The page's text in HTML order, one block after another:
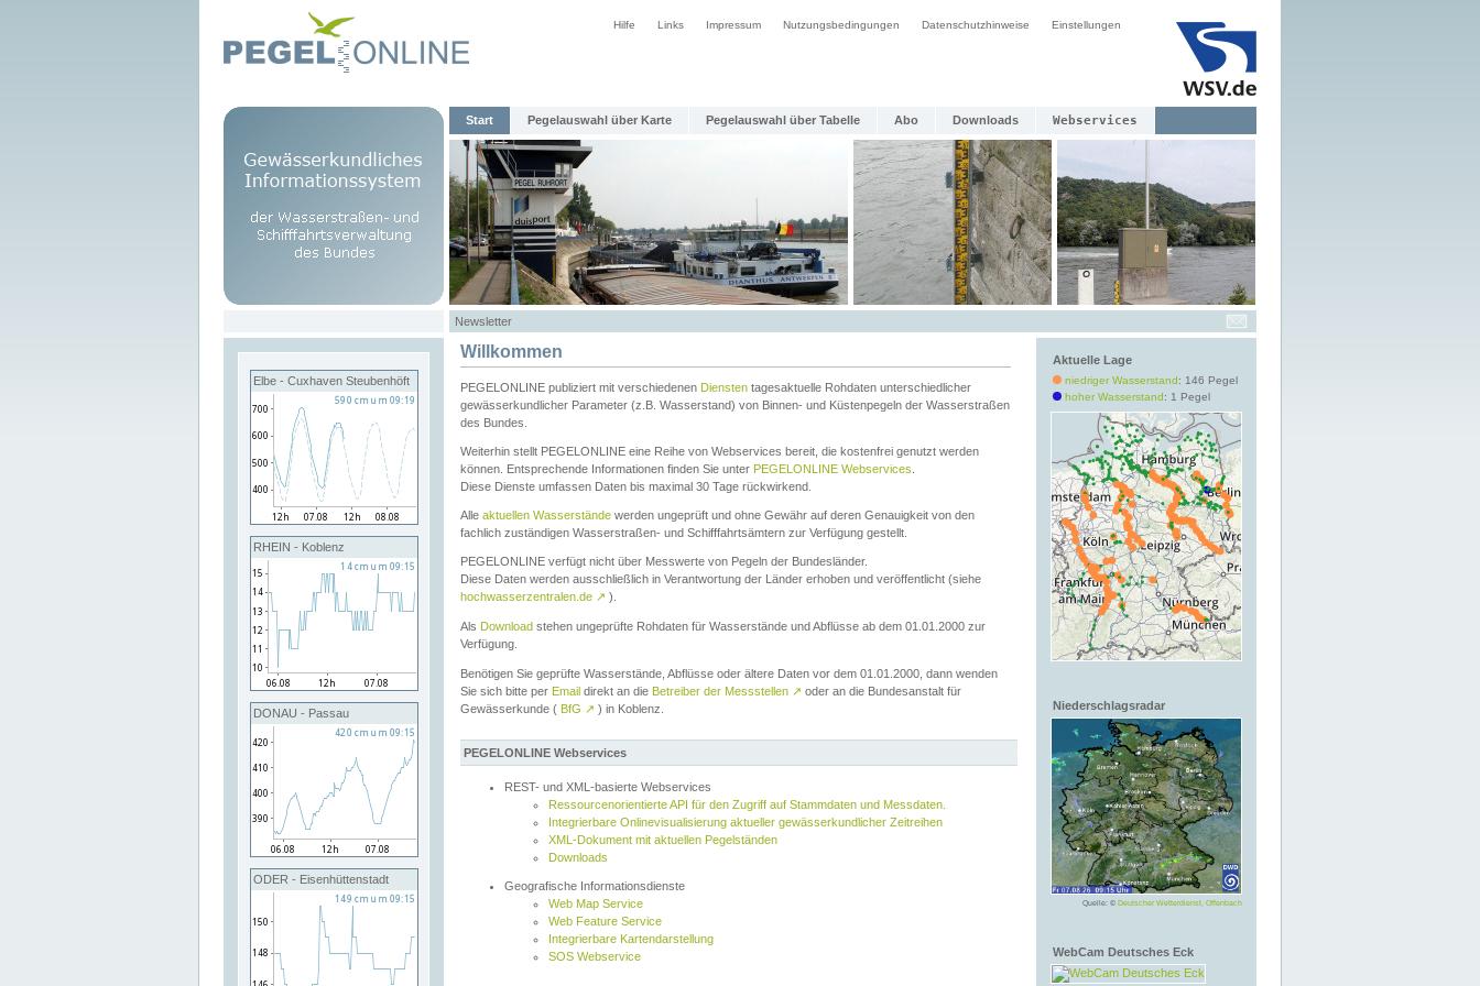
Hilfe Links Impressum Nutzungsbedingungen Datenschutzhinweise Einstellungen
Start Pegelauswahl über Karte Pegelauswahl über Tabelle Abo Downloads Webservices
Newsletter
Elbe - Cuxhaven Steubenhöft
RHEIN - Koblenz
DONAU - Passau
ODER - Eisenhüttenstadt
Aktuelle Lage
niedriger Wasserstand: 146 Pegel
hoher Wasserstand: 1 Pegel
Niederschlagsradar
Quelle: © Deutscher Wetterdienst, Offenbach
WebCam Deutsches Eck
Willkommen
PEGELONLINE publiziert mit verschiedenen Diensten tagesaktuelle Rohdaten unterschiedlicher
gewässerkundlicher Parameter (z.B. Wasserstand) von Binnen- und Küstenpegeln der Wasserstraßen
des Bundes.
Weiterhin stellt PEGELONLINE eine Reihe von Webservices bereit, die kostenfrei genutzt werden
können. Entsprechende Informationen finden Sie unter PEGELONLINE Webservices
Diese Dienste umfassen Daten bis maximal 30 Tage rückwirkend.
Alle aktuellen Wasserstände werden ungeprüft und ohne Gewähr auf deren Genauigkeit von den
fachlich zuständigen Wasserstraßen- und Schifffahrtsämtern zur Verfügung gestellt.
PEGELONLINE verfügt nicht über Messwerte von Pegeln der Bundesländer.
Diese Daten werden ausschließlich in Verantwortung der Länder erhoben und veröffentlicht (siehe
hochwasserzentralen.de ↗ ).
Als Download stehen ungeprüfte Rohdaten für Wasserstände und Abflüsse ab dem 01.01.2000 zur
Verfügung.
Benötigen Sie geprüfte Wasserstände, Abflüsse oder ältere Daten vor dem 01.01.2000, dann wenden
Sie sich bitte per Email direkt an die Betreiber der Messstellen ↗ oder an die Bundesanstalt für
Gewässerkunde ( BfG ↗ ) in Koblenz.
PEGELONLINE Webservices
REST- und XML-basierte Webservices
Ressourcenorientierte API für den Zugriff auf Stammdaten und Messdaten.
Integrierbare Onlinevisualisierung aktueller gewässerkundlicher Zeitreihen
XML-Dokument mit aktuellen Pegelständen
Downloads
Geografische Informationsdienste
Web Map Service
Web Feature Service
Integrierbare Kartendarstellung
SOS Webservice